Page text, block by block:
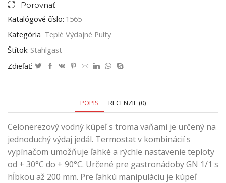
Porovnať
Katalógové číslo: 1565
Kategória Teplé Výdajné Pulty
Štítok: Stahlgast
Zdieľať:
POPIS RECENZIE (0)
Celonerezový vodný kúpeľ s troma vaňami je určený na
jednoduchý výdaj jedál. Termostat v kombinácií s
vypínačom umožňuje ľahké a rýchle nastavenie teploty
od + 30°C do + 90°C. Určené pre gastronádoby GN 1/1 s
hĺbkou až 200 mm. Pre ľahkú manipuláciu je kúpeľ